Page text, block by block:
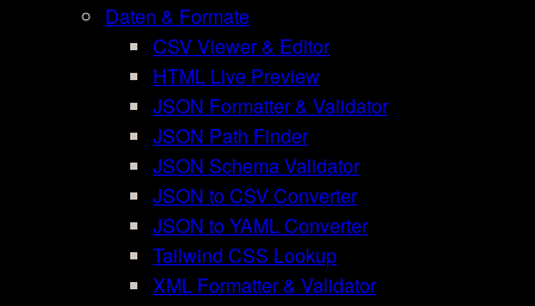
Daten & Formate
CSV Viewer & Editor
HTML Live Preview
JSON Formatter & Validator
JSON Path Finder
JSON Schema Validator
JSON to CSV Converter
JSON to YAML Converter
Tailwind CSS Lookup
XML Formatter & Validator